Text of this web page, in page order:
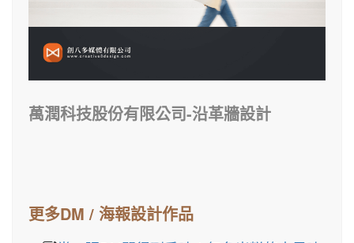
萬潤科技股份有限公司-沿革牆設計
更多DM / 海報設計作品